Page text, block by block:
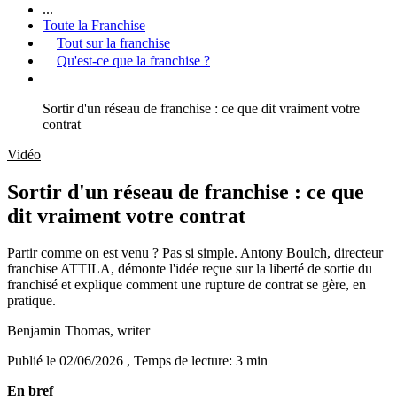
...
Toute la Franchise
Tout sur la franchise
Qu'est-ce que la franchise ?
Sortir d'un réseau de franchise : ce que dit vraiment votre
contrat
Vidéo
Sortir d'un réseau de franchise : ce que
dit vraiment votre contrat
Partir comme on est venu ? Pas si simple. Antony Boulch, directeur
franchise ATTILA, démonte l'idée reçue sur la liberté de sortie du
franchisé et explique comment une rupture de contrat se gère, en
pratique.
Benjamin Thomas, writer
Publié le 02/06/2026 , Temps de lecture: 3 min
En bref